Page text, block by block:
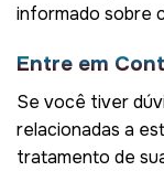
informado sobre
Entre em
Se você tiver
relacionadas a
tratamento de